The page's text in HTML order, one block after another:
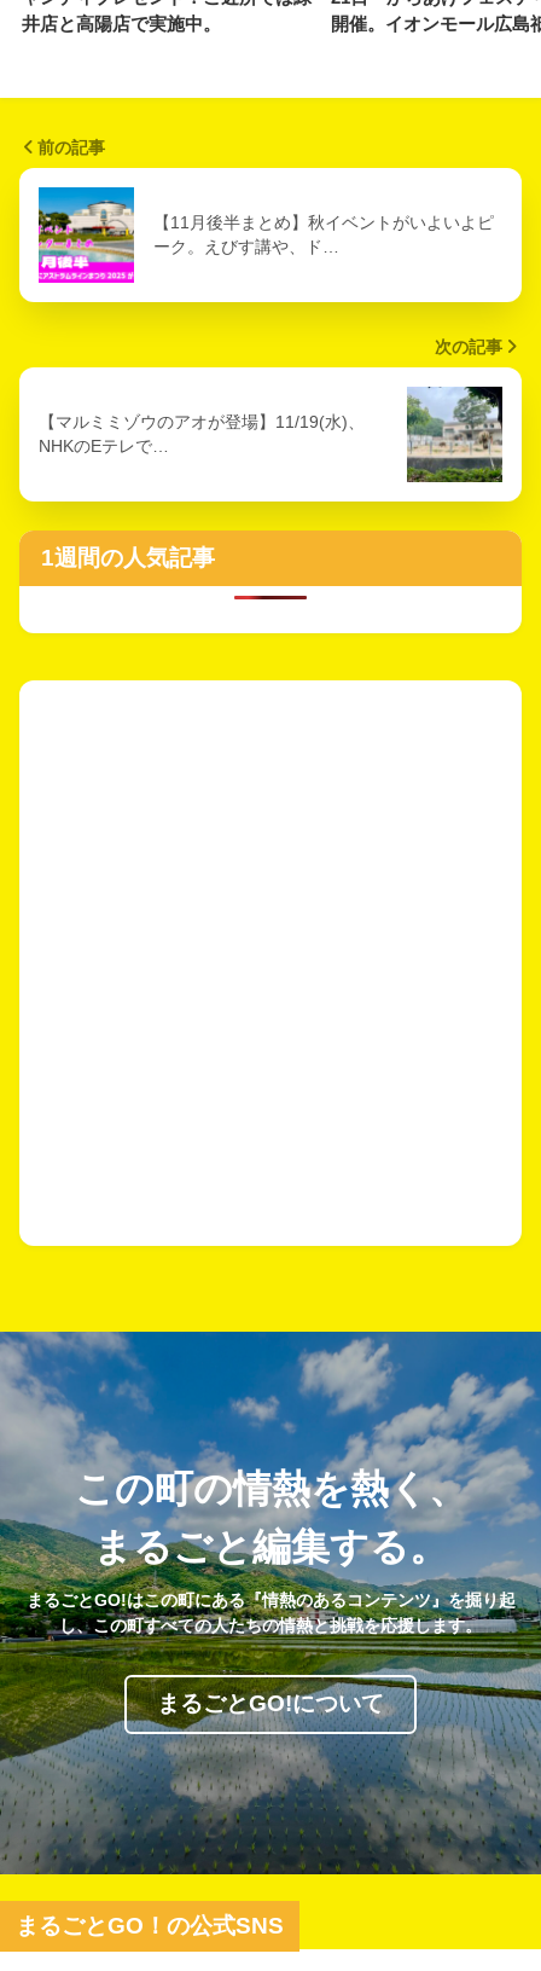
井店と高陽店で実施中。
開催。イオンモール広島
前の記事
【11月後半まとめ】秋イベントがいよいよピ
ーク。えびす講や、ド…
次の記事
【マルミミゾウのアオが登場】11/19(水)、
NHKのEテレで…
1週間の人気記事
この町の情熱を熱く、
まるごと編集する。
まるごとGO!はこの町にある『情熱のあるコンテンツ』を掘り起
し、この町すべての人たちの情熱と挑戦を応援します。
まるごとGO!について
まるごとGO！の公式SNS